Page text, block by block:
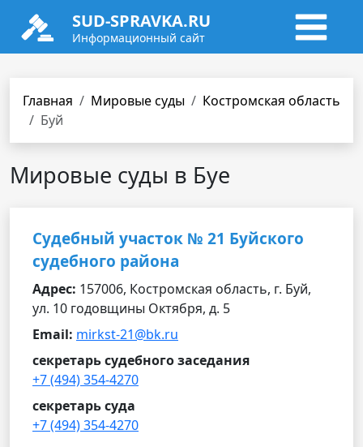
SUD-SPRAVKA.RU
Информационный сайт
Главная Мировые суды
Костромская область
Буй
Мировые суды в Буе
Судебный участок № 21 Буйского
судебного района
Адрес: 157006, Костромская область, г. Буй,
ул. 10 годовщины Октября, д. 5
Email: mirkst-21@bk.ru
секретарь судебного заседания
+7 (494) 354-4270
секретарь суда
+7 (494) 354-4270